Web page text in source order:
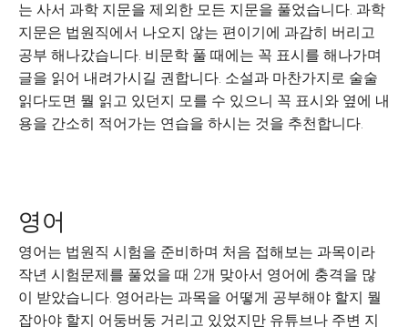
는 사서 과학 지문을 제외한 모든 지문을 풀었습니다. 과학
지문은 법원직에서 나오지 않는 편이기에 과감히 버리고
공부 해나갔습니다. 비문학 풀 때에는 꼭 표시를 해나가며
글을 읽어 내려가시길 권합니다. 소설과 마찬가지로 술술
읽다도면 뭘 읽고 있던지 모를 수 있으니 꼭 표시와 옆에 내
용을 간소히 적어가는 연습을 하시는 것을 추천합니다.
영어
영어는 법원직 시험을 준비하며 처음 접해보는 과목이라
작년 시험문제를 풀었을 때 2개 맞아서 영어에 충격을 많
이 받았습니다. 영어라는 과목을 어떻게 공부해야 할지 뭘
잡아야 할지 어둥버둥 거리고 있었지만 유튜브나 주변 지